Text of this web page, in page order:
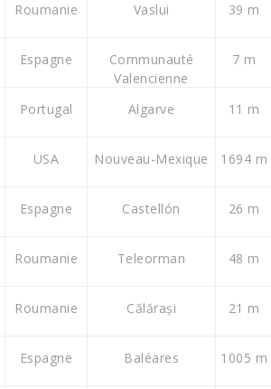
Roumanie Vaslui 39 m
Espagne
Communauté
Valencienne
7 m
Portugal Algarve 11 m
USA Nouveau-Mexique 1694 m
Espagne Castellón 26 m
Roumanie Teleorman 48 m
Roumanie Călărași 21 m
Espagne Baléares 1005 m